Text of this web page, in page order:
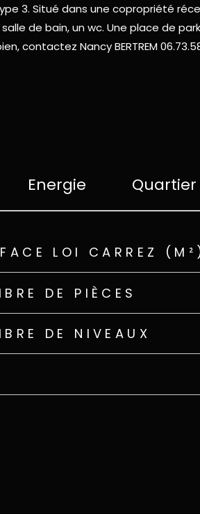
3. Situé dans une copropriété
de bain, un wc. Une place de
Nancy BERTREM
Energie Quartier
LOI CARREZ
DE PIÈCES
DE NIVEAUX